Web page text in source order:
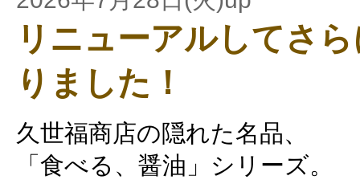
リニューアルしてさ
りました！
久世福商店の隠れた名品、
「食べる、醤油」シリーズ。